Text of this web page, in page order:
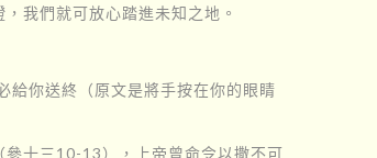
我們就可放心踏進未知之地。
給你送終（原文是將手按在你的眼睛
參十三10-13），上帝曾命令以撒不可